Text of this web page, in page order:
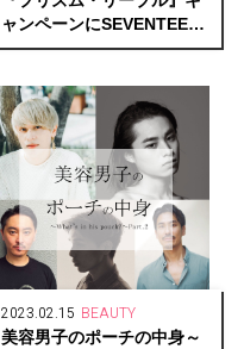
ャンペーンにSEVENTEEN
のJOSHUAが登場
2023.02.15 BEAUTY
美容男子のポーチの中身～